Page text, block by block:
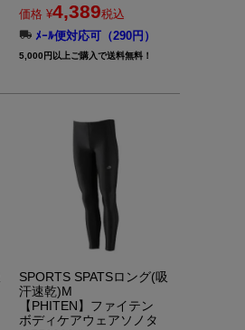
価格 ¥4,389税込
ﾒｰﾙ便対応可（290円）
5,000円以上ご購入で送料無料！
SPORTS SPATSロング(吸
汗速乾)M
【PHITEN】ファイテン
ボディケアウェアソノタ